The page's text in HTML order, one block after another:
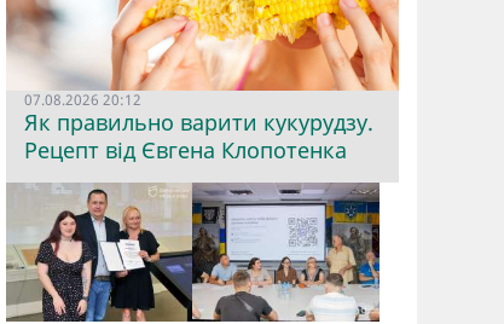
07.08.2026 20:12
Як правильно варити кукурудзу.
Рецепт від Євгена Клопотенка